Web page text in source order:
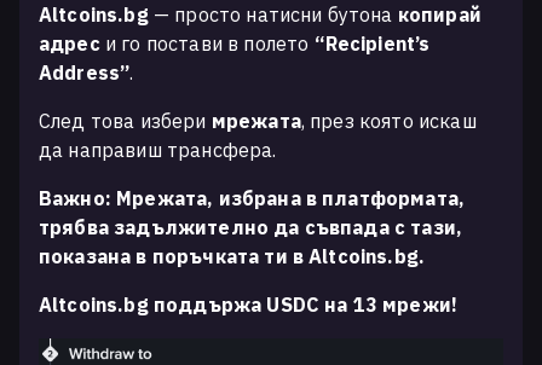
Altcoins.bg — просто натисни бутона копирай
адреси го постави в полето “Recipient’s
Address”.
След това избери мрежата, през която искаш
да направиш трансфера.
Важно: Мрежата, избрана в платформата,
трябва задължително да съвпада с тази,
показана в поръчката ти в Altcoins.bg.
Altcoins.bg поддържа USDC на 13 мрежи!